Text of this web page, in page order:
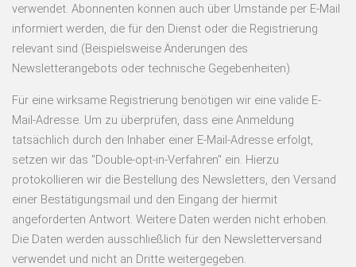
verwendet. Abonnenten können auch über Umstände per E-Mail
informiert werden, die für den Dienst oder die Registrierung
relevant sind (Beispielsweise Änderungen des
Newsletterangebots oder technische Gegebenheiten).
Für eine wirksame Registrierung benötigen wir eine valide E-
Mail-Adresse. Um zu überprüfen, dass eine Anmeldung
tatsächlich durch den Inhaber einer E-Mail-Adresse erfolgt,
setzen wir das "Double-opt-in-Verfahren" ein. Hierzu
protokollieren wir die Bestellung des Newsletters, den Versand
einer Bestätigungsmail und den Eingang der hiermit
angeforderten Antwort. Weitere Daten werden nicht erhoben.
Die Daten werden ausschließlich für den Newsletterversand
verwendet und nicht an Dritte weitergegeben.